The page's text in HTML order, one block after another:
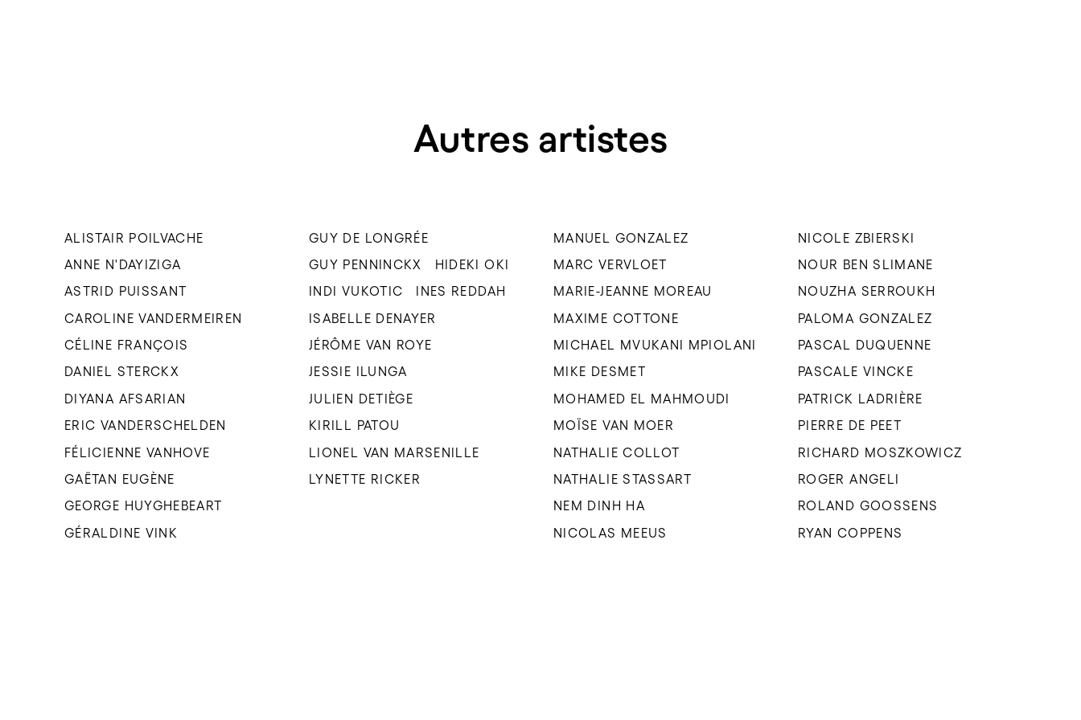
Autres artistes
ALISTAIR POILVACHE
ANNE N'DAYIZIGA
ASTRID PUISSANT
CAROLINE VANDERMEIREN
CÉLINE FRANÇOIS
DANIEL STERCKX
DIYANA AFSARIAN
ERIC VANDERSCHELDEN
FÉLICIENNE VANHOVE
GAËTAN EUGÈNE
GEORGE HUYGHEBEART
GÉRALDINE VINK
GUY DE LONGRÉE
GUY PENNINCKX
HIDEKI OKI
INDI VUKOTIC
INES REDDAH
ISABELLE DENAYER
JÉRÔME VAN ROYE
JESSIE ILUNGA
JULIEN DETIÈGE
KIRILL PATOU
LIONEL VAN MARSENILLE
LYNETTE RICKER
MANUEL GONZALEZ
MARC VERVLOET
MARIE-JEANNE MOREAU
MAXIME COTTONE
MICHAEL MVUKANI MPIOLANI
MIKE DESMET
MOHAMED EL MAHMOUDI
MOÏSE VAN MOER
NATHALIE COLLOT
NATHALIE STASSART
NEM DINH HA
NICOLAS MEEUS
NICOLE ZBIERSKI
NOUR BEN SLIMANE
NOUZHA SERROUKH
PALOMA GONZALEZ
PASCAL DUQUENNE
PASCALE VINCKE
PATRICK LADRIÈRE
PIERRE DE PEET
RICHARD MOSZKOWICZ
ROGER ANGELI
ROLAND GOOSSENS
RYAN COPPENS